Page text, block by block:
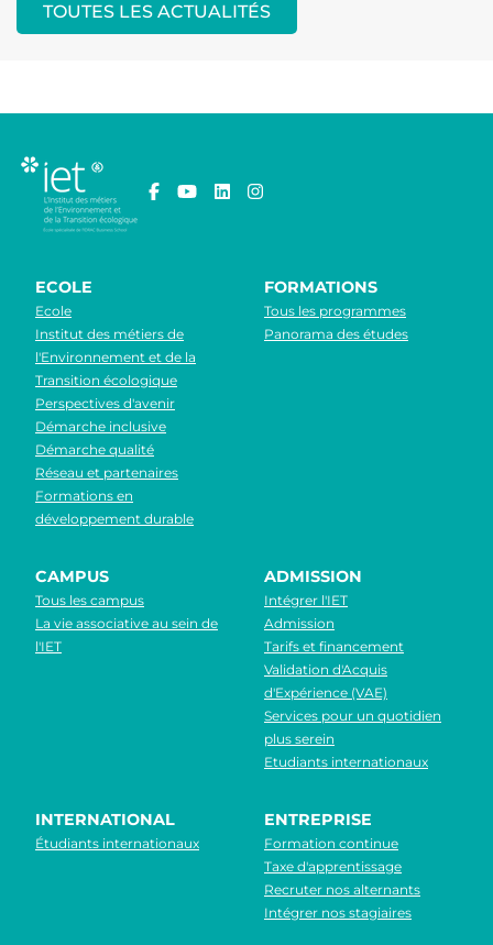
TOUTES LES ACTUALITÉS
ECOLE
Ecole
Institut des métiers de
l'Environnement et de la
Transition écologique
Perspectives d'avenir
Démarche inclusive
Démarche qualité
Réseau et partenaires
Formations en
développement durable
FORMATIONS
Tous les programmes
Panorama des études
CAMPUS
Tous les campus
La vie associative au sein de
l'IET
ADMISSION
Intégrer l'IET
Admission
Tarifs et financement
Validation d'Acquis
d'Expérience (VAE)
Services pour un quotidien
plus serein
Etudiants internationaux
INTERNATIONAL
Étudiants internationaux
ENTREPRISE
Formation continue
Taxe d'apprentissage
Recruter nos alternants
Intégrer nos stagiaires